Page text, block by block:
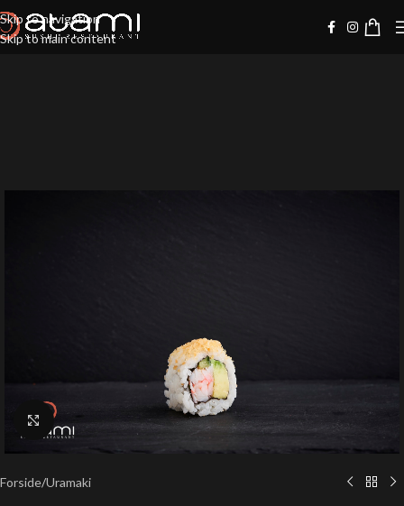
Skip to navigation
Skip to main content
Klik for at forstørre
Forside/Uramaki